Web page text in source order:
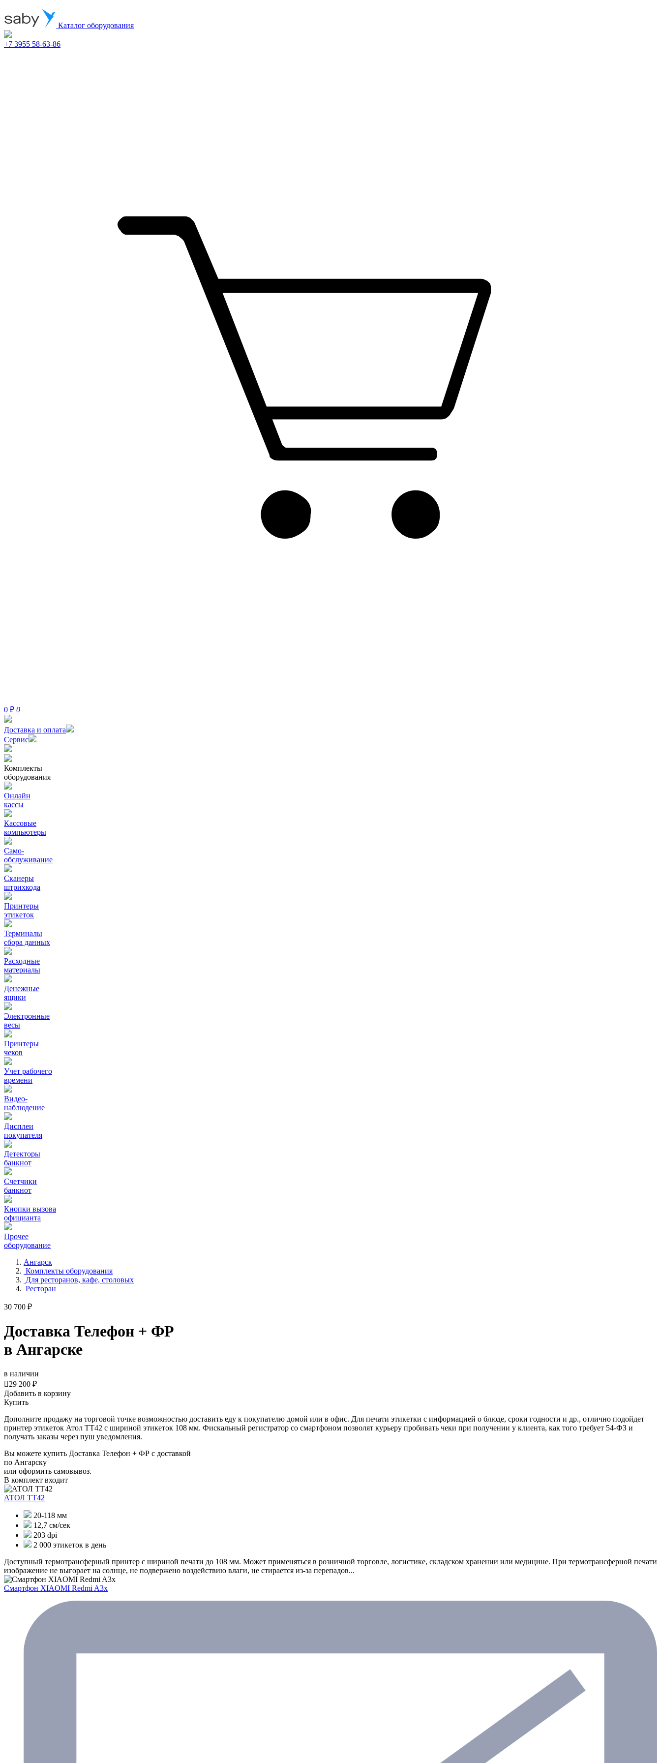
Каталог оборудования
+7 3955 58-63-86
0 ₽ 0
Доставка и оплата
Сервис
Комплекты
оборудования
Онлайн
кассы
Кассовые
компьютеры
Само-
обслуживание
Сканеры
штрихкода
Принтеры
этикеток
Терминалы
сбора данных
Расходные
материалы
Денежные
ящики
Электронные
весы
Принтеры
чеков
Учет рабочего
времени
Видео‑
наблюдение
Дисплеи
покупателя
Детекторы
банкнот
Счетчики
банкнот
Кнопки вызова
официанта
Прочее
оборудование
Ангарск
Комплекты оборудования
Для ресторанов, кафе, столовых
Ресторан
30 700 ₽
Доставка Телефон + ФР
в Ангарске
в наличии
29 200 ₽
Добавить в корзину
Купить
Дополните продажу на торговой точке возможностью доставить еду к покупателю домой или в офис. Для печати этикетки с информацией о блюде, сроки годности и др., отлично подойдет
принтер этикеток Атол ТТ42 с шириной этикеток 108 мм. Фискальный регистратор со смартфоном позволят курьеру пробивать чеки при получении у клиента, как того требует 54-ФЗ и
получать заказы через пуш уведомления.
Вы можете купить Доставка Телефон + ФР с доставкой
по Ангарску
или оформить самовывоз.
В комплект входит
АТОЛ ТТ42
20-118 мм
12,7 см/сек
203 dpi
2 000 этикеток в день
Доступный термотрансферный принтер с шириной печати до 108 мм. Может применяться в розничной торговле, логистике, складском хранении или медицине. При термотрансферной печати
изображение не выгорает на солнце, не подвержено воздействию влаги, не стирается из-за перепадов...
Смартфон XIAOMI Redmi A3x